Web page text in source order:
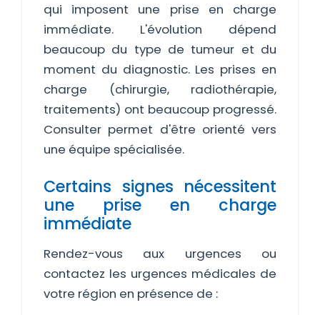
qui imposent une prise en charge
immédiate. L'évolution dépend
beaucoup du type de tumeur et du
moment du diagnostic. Les prises en
charge (chirurgie, radiothérapie,
traitements) ont beaucoup progressé.
Consulter permet d'être orienté vers
une équipe spécialisée.
Certains signes nécessitent
une prise en charge
immédiate
Rendez-vous aux urgences ou
contactez les urgences médicales de
votre région en présence de :